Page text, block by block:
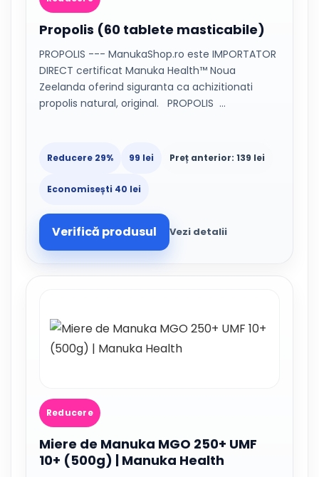
Propolis (60 tablete masticabile)
PROPOLIS --- ManukaShop.ro este IMPORTATOR
DIRECT certificat Manuka Health™ Noua
Zeelanda oferind siguranta ca achizitionati
propolis natural, original. PROPOLIS …
Reducere 29% 99 lei Preț anterior: 139 lei
Economisești 40 lei
Verifică produsul Vezi detalii
Reducere
Miere de Manuka MGO 250+ UMF
10+ (500g) | Manuka Health